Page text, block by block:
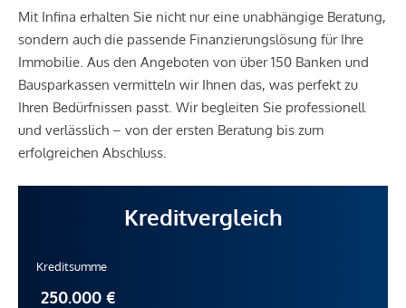
Mit Infina erhalten Sie nicht nur eine unabhängige Beratung,
sondern auch die passende Finanzierungslösung für Ihre
Immobilie. Aus den Angeboten von über 150 Banken und
Bausparkassen vermitteln wir Ihnen das, was perfekt zu
Ihren Bedürfnissen passt. Wir begleiten Sie professionell
und verlässlich – von der ersten Beratung bis zum
erfolgreichen Abschluss.
Kreditvergleich
Kreditsumme